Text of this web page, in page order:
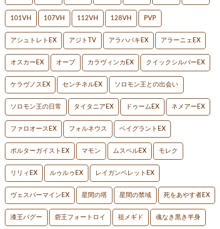
101VH 107VH 112VH 128VH PVP
アシュトレトEX アジトTV アラハバキEX アラーニェEX
オスカーEX オーブ カラヴィンカEX クイックシルバーEX
ケラヴノスEX センチネルEX ソロモン王との出会い
ソロモン王の日常 タイタニアEX ドゥームEX ネメアーEX
ファロオースEX フォルネウス ベイグラントEX
ポルターガイストEX マモン ムスペルEX モレク
リリィEX ルゥルゥEX レイガンベレットEX
ヴェスパーマインEX 星間の塔 星間の禁域 死をあやす者EX
漆王バグー 砦王フォートロイ 祖メギド 魂なき黒き半身